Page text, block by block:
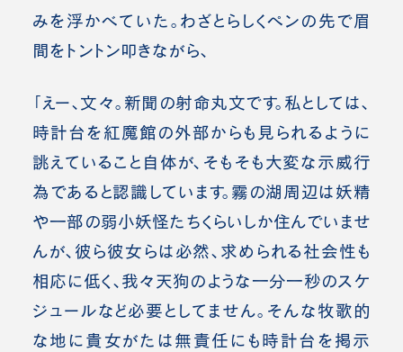
みを浮かべていた。わざとらしくペンの先で眉
間をトントン叩きながら、
「えー、文々。新聞の射命丸文です。私としては、
時計台を紅魔館の外部からも見られるように
誂えていること自体が、そもそも大変な示威行
為であると認識しています。霧の湖周辺は妖精
や一部の弱小妖怪たちくらいしか住んでいませ
んが、彼ら彼女らは必然、求められる社会性も
相応に低く、我々天狗のような一分一秒のスケ
ジュールなど必要としてません。そんな牧歌的
な地に貴女がたは無責任にも時計台を掲示